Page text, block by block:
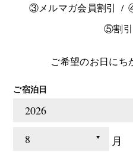
③メルマガ会員割引
⑤割引
ご希望のお日にち
ご宿泊日
月